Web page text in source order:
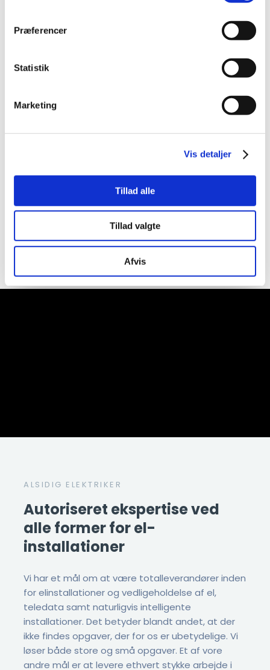
Præferencer
Statistik
Marketing
Vis detaljer
Tillad alle
Tillad valgte
Afvis
Vi tilbyder vores mangeårige ekspertise når du skal have
Vi tilbyder altid en god pris på vores el-service, som vi
25 års erfaring som elektriker
Som erfaren elektriker kan vi tilbyde en lang række
forskellige services til private og erhverv.
ALSIDIG ELEKTRIKER
Autoriseret ekspertise ved
alle former for el-
installationer
​Vi har et mål om at være totalleverandører inden
for elinstallationer og vedligeholdelse af el,
teledata samt naturligvis intelligente
installationer. Det betyder blandt andet, at der
ikke findes opgaver, der for os er ubetydelige. Vi
løser både store og små opgaver. Et af vore
andre mål er at levere ethvert stykke arbejde i